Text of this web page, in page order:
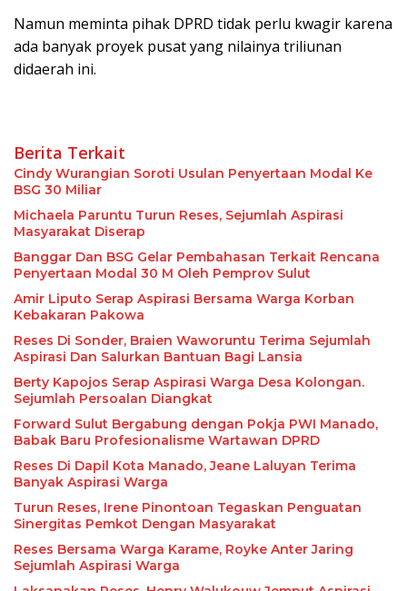
Namun meminta pihak DPRD tidak perlu kwagir karena
ada banyak proyek pusat yang nilainya triliunan
didaerah ini.
Berita Terkait
Cindy Wurangian Soroti Usulan Penyertaan Modal Ke
BSG 30 Miliar
Michaela Paruntu Turun Reses, Sejumlah Aspirasi
Masyarakat Diserap
Banggar Dan BSG Gelar Pembahasan Terkait Rencana
Penyertaan Modal 30 M Oleh Pemprov Sulut
Amir Liputo Serap Aspirasi Bersama Warga Korban
Kebakaran Pakowa
Reses Di Sonder, Braien Waworuntu Terima Sejumlah
Aspirasi Dan Salurkan Bantuan Bagi Lansia
Berty Kapojos Serap Aspirasi Warga Desa Kolongan.
Sejumlah Persoalan Diangkat
Forward Sulut Bergabung dengan Pokja PWI Manado,
Babak Baru Profesionalisme Wartawan DPRD
Reses Di Dapil Kota Manado, Jeane Laluyan Terima
Banyak Aspirasi Warga
Turun Reses, Irene Pinontoan Tegaskan Penguatan
Sinergitas Pemkot Dengan Masyarakat
Reses Bersama Warga Karame, Royke Anter Jaring
Sejumlah Aspirasi Warga